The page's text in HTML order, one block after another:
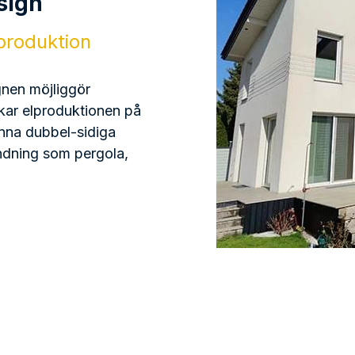
HJT - Högkvalitativa Solpaneler